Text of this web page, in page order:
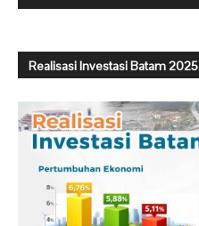
Realisasi Investasi Batam 2025